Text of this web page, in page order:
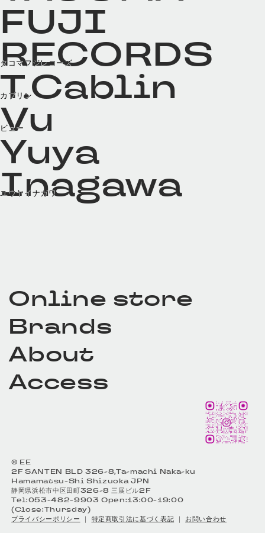
FUJI
RECORDS
タコマフジレコーズ
T.Cablin
カブリン
Vu
ビュー
Yuya
Inagawa
ユウヤイナガワ
Online store
Brands
About
Access
© EE
2F SANTEN BLD 326-8,Ta-machi Naka-ku
Hamamatsu-Shi Shizuoka JPN
静岡県浜松市中区田町326-8 三展ビル2F
Tel:053-482-9903 Open:13:00-19:00
(Close:Thursday)
プライバシーポリシー ｜ 特定商取引法に基づく表記 ｜ お問い合わせ